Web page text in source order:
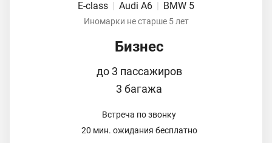
E-class | Audi A6 | BMW 5
Иномарки не старше 5 лет
Бизнес
до 3 пассажиров
3 багажа
Встреча по звонку
20 мин. ожидания бесплатно